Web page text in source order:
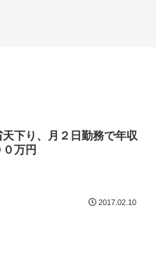
天下り、月２日勤務で年収
０万円
2017.02.10